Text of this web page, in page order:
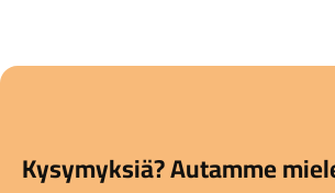
Kysymyksiä? Autamme